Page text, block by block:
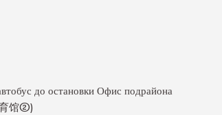
до остановки Офис подрайона
育馆②)